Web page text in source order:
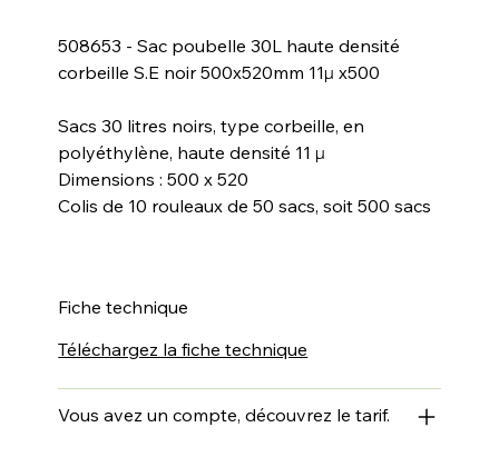
508653 - Sac poubelle 30L haute densité
corbeille S.E noir 500x520mm 11µ x500
Sacs 30 litres noirs, type corbeille, en
polyéthylène, haute densité 11 µ
Dimensions : 500 x 520
Colis de 10 rouleaux de 50 sacs, soit 500 sacs
Fiche technique
Téléchargez la fiche technique
Vous avez un compte, découvrez le tarif.